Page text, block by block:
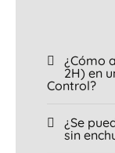
¿Cómo
2H) en
Control?
¿Se
sin